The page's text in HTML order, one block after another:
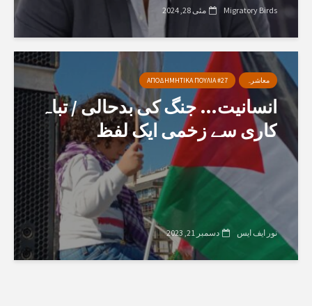
Migratory Birds مئی 28, 2024
معاشرہ ΑΠΟΔΗΜΗΤΙΚΑ ΠΟΥΛΙΑ #27
انسانیت… جنگ کی بدحالی / تباہ
کاری سے زخمی ایک لفظ
نور ایف ایس دسمبر 21, 2023